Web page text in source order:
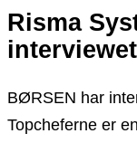
Risma
BØRSEN har
Topcheferne er